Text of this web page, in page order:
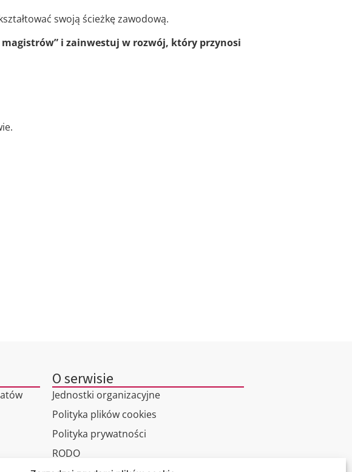
swoją ścieżkę zawodową.
i zainwestuj w rozwój, który przynosi
O serwisie
Jednostki organizacyjne
Polityka plików cookies
Polityka prywatności
RODO